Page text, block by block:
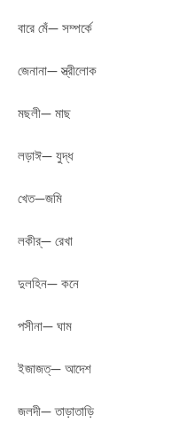
বারে মেঁ— সম্পর্কে
জেনানা— স্ত্রীলোক
মছলী— মাছ
লড়াঈ— যুদ্ধ
খেত—জমি
লকীর্— রেখা
দুলহিন— কনে
পসীনা— ঘাম
ইজাজত্— আদেশ
জলদী— তাড়াতাড়ি